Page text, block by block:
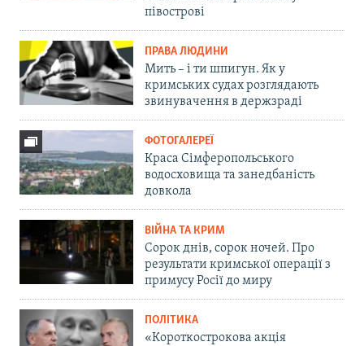
півострові
ПРАВА ЛЮДИНИ
Мить – і ти шпигун. Як у
кримських судах розглядають
звинувачення в держзраді
ФОТОГАЛЕРЕЇ
Краса Сімферопольського
водосховища та занедбаність
довкола
ВІЙНА ТА КРИМ
Сорок днів, сорок ночей. Про
результати кримської операції з
примусу Росії до миру
ПОЛІТИКА
«Короткострокова акція